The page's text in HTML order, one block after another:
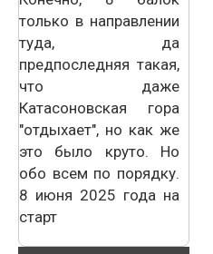
только в направлении
туда, да
предпоследняя такая,
что даже
Катасоновская гора
"отдыхает", но как же
это было круто. Но
обо всем по порядку.
8 июня 2025 года на
старт